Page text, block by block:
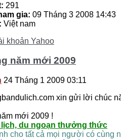
291
gia: 09 Tháng 3 2008 14:43
Việt nam
khoản Yahoo
năm mới 2009
24 Tháng 1 2009 03:11
xin gửi lời chúc
mới 2009 !
lịch, du ngoạn thưởng thức
cho tất cả mọi người có cùng